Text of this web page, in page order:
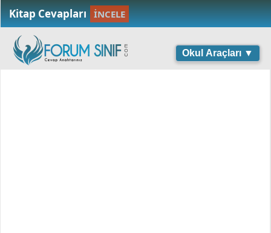
Kitap Cevapları İNCELE
Okul Araçları ▼